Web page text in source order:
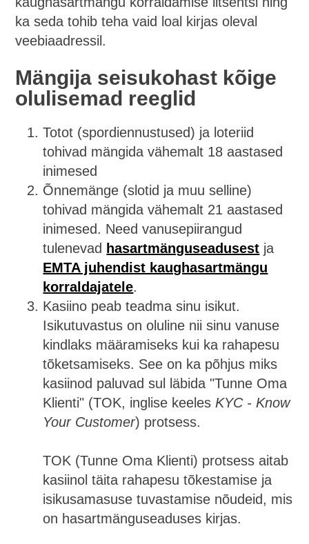
ka seda tohib teha vaid loal kirjas oleval
veebiaadressil.
Mängija seisukohast kõige
olulisemad reeglid
Totot (spordiennustused) ja loteriid
tohivad mängida vähemalt 18 aastased
inimesed
Õnnemänge (slotid ja muu selline)
tohivad mängida vähemalt 21 aastased
inimesed. Need vanusepiirangud
tulenevad hasartmänguseadusest ja
EMTA juhendist kaughasartmängu
korraldajatele.
Kasiino peab teadma sinu isikut.
Isikutuvastus on oluline nii sinu vanuse
kindlaks määramiseks kui ka rahapesu
tõketsamiseks. See on ka põhjus miks
kasiinod paluvad sul läbida "Tunne Oma
Klienti" (TOK, inglise keeles KYC - Know
Your Customer) protsess.
TOK (Tunne Oma Klienti) protsess aitab
kasiinol täita rahapesu tõkestamise ja
isikusamasuse tuvastamise nõudeid, mis
on hasartmänguseaduses kirjas.